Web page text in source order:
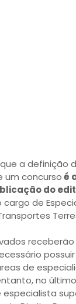
a definição
um concursoé
do
cargo de
receberão
de
no